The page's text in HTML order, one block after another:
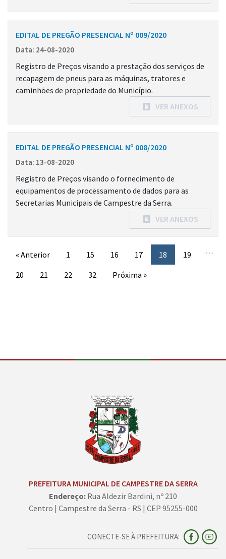
EDITAL DE PREGÃO PRESENCIAL Nº 009/2020
Data: 24-08-2020
Registro de Preços visando a prestação dos serviços de
recapagem de pneus para as máquinas, tratores e
caminhões de propriedade do Município.
VER ANEXOS
EDITAL DE PREGÃO PRESENCIAL Nº 008/2020
Data: 13-08-2020
Registro de Preços visando o fornecimento de
equipamentos de processamento de dados para as
Secretarias Municipais de Campestre da Serra.
VER ANEXOS
« Anterior 1 ...
15 16 17 18
19
20
21 22
...
32
Próxima »
PREFEITURA MUNICIPAL DE CAMPESTRE DA SERRA
Endereço: Rua Aldezir Bardini, nº 210
Centro | Campestre da Serra - RS | CEP 95255-000
CONECTE-SE À PREFEITURA: